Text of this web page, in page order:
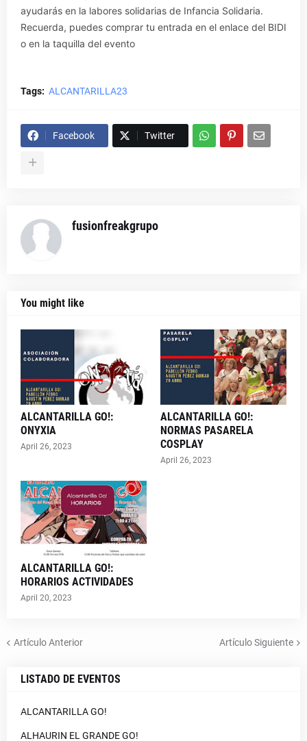
ayudarás en la labores solidarias de Infancia Solidaria.
Recuerda, puedes comprar tu entrada en el enlace del BIDI
o en la taquilla del evento
Tags: ALCANTARILLA23
Facebook Twitter
fusionfreakgrupo
You might like
ALCANTARILLA GO!:
ONYXIA
April 26, 2023
ALCANTARILLA GO!:
NORMAS PASARELA
COSPLAY
April 26, 2023
ALCANTARILLA GO!:
HORARIOS ACTIVIDADES
April 20, 2023
Artículo Anterior Artículo Siguiente
LISTADO DE EVENTOS
ALCANTARILLA GO!
ALHAURIN EL GRANDE GO!